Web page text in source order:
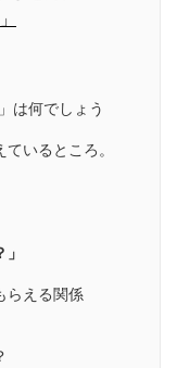
は何でしょう
いるところ。
らえる関係